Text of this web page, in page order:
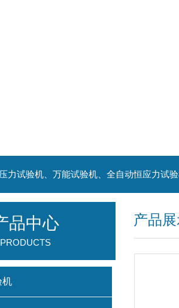
力试验机、万能试验机、全自动恒应力试
产品
品中心
PRODUCTS
机